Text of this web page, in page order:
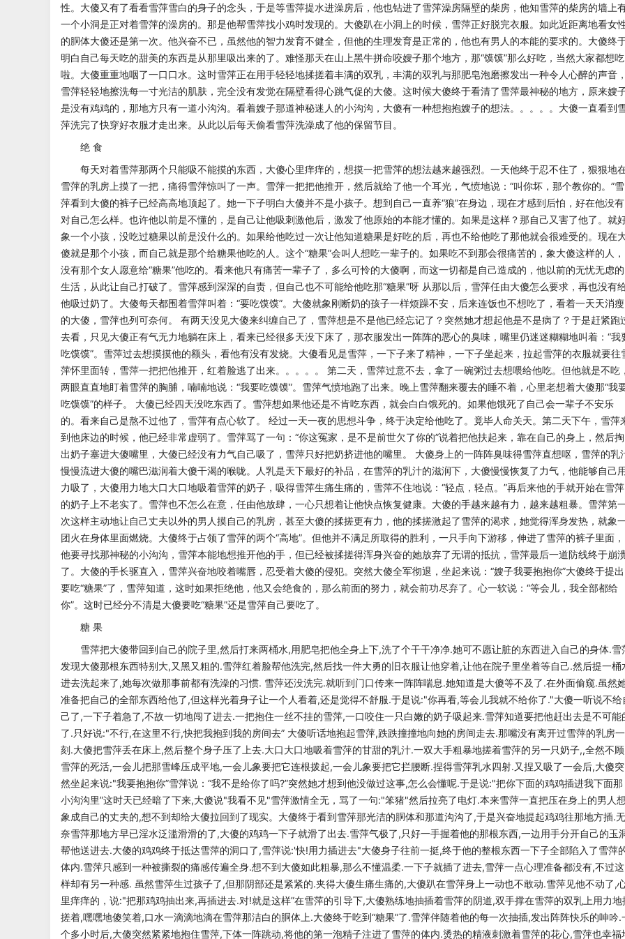
性。大傻又有了看看雪萍雪白的身子的念头，于是等雪萍提水进澡房后，他也钻进了雪萍澡房隔壁的柴房，他知雪萍的柴房的墙上
一个小洞是正对着雪萍的澡房的。那是他帮雪萍找小鸡时发现的。大傻趴在小洞上的时候，雪萍正好脱完衣服。如此近距离地看女
的胴体大傻还是第一次。他兴奋不已，虽然他的智力发育不健全，但他的生理发育是正常的，他也有男人的本能的要求的。大傻终
明白自己每天吃的甜美的东西是从那里吸出来的了。难怪那天在山上黑牛拼命咬嫂子那个地方，那“馍馍”那么好吃，当然大家都想吃
啦。大傻重重地咽了一口口水。这时雪萍正在用手轻轻地揉搓着丰满的双乳，丰满的双乳与那肥皂泡磨擦发出一种令人心醉的声音，
雪萍轻轻地擦洗每一寸光洁的肌肤，完全没有发觉在隔壁看得心跳气促的大傻。这时候大傻终于看清了雪萍最神秘的地方 ，原来嫂
是没有鸡鸡的，那地方只有一道小沟沟。看着嫂子那道神秘迷人的小沟沟，大傻有一种想抱抱嫂子的想法。。。。。大傻一直看到
萍洗完了快穿好衣服才走出来。从此以后每天偷看雪萍洗澡成了他的保留节目。
绝 食
每天对着雪萍那两个只能吸不能摸的东西，大傻心里痒痒的，想摸一把雪萍的想法越来越强烈。一天他终于忍不住了，狠狠地
雪萍的乳房上摸了一把，痛得雪萍惊叫了一声。雪萍一把把他推开，然后就给了他一个耳光，气愤地说：“叫你坏，那个教你的。”雪
萍看到大傻的裤子已经高高地顶起了。她一下子明白大傻并不是小孩子。想到自己一直养“狼”在身边，现在才感到后怕，好在他没有
对自己怎么样。也许他以前是不懂的，是自己让他吸刺激他后，激发了他原始的本能才懂的。如果是这样？那自己又害了他了。 就
象一个小孩，没吃过糖果以前是没什么的。如果给他吃过一次让他知道糖果是好吃的后，再也不给他吃了那他就会很难受的。现在
傻就是那个小孩，而自己就是那个给糖果他吃的人。这个“糖果”会叫人想吃一辈子的。如果吃不到那会很痛苦的，象大傻这样的人，
没有那个女人愿意给“糖果”他吃的。看来他只有痛苦一辈子了，多么可怜的大傻啊，而这一切都是自己造成的，他以前的无忧无虑的
生活，从此让自己打破了。雪萍感到深深的自责，但自己也不可能给他吃那“糖果”呀 从那以后，雪萍任由大傻怎么要求，再也没有
他吸过奶了。大傻每天都围着雪萍叫着：“要吃馍馍”。 大傻就象刚断奶的孩子一样烦躁不安，后来连饭也不想吃了，看着一天天消瘦
的大傻，雪萍也列可奈何。 有两天没见大傻来纠缠自己了，雪萍想是不是他已经忘记了？突然她才想起他是不是病了？于是赶紧跑
去看，只见大傻正有气无力地躺在床上，看来已经很多天没下床了，那衣服发出一阵阵的恶心的臭味，嘴里仍迷迷糊糊地叫着：“我
吃馍馍”。雪萍过去想摸摸他的额头，看他有没有发烧。大傻看见是雪萍， 一下子来了精神，一下子坐起来，拉起雪萍的衣服就要往
萍怀里面转，雪萍一把把他推开，红着脸逃了出来。。。。。 第二天，雪萍过意不去，拿了一碗粥过去想喂给他吃。但他就是不吃，
两眼直直地盯着雪萍的胸脯，喃喃地说：“我要吃馍馍”。雪萍气愤地跑了出来。晚上雪萍翻来覆去的睡不着，心里老想着大傻那“我
吃馍馍”的样子。 大傻已经四天没吃东西了。雪萍想如果他还是不肯吃东西，就会白白饿死的。如果他饿死了自己会一辈子不安乐
的。看来自己是熬不过他了，雪萍有点心软了。 经过一天一夜的思想斗争，终于决定给他吃了。竟毕人命关天。第二天下午，雪萍
到他床边的时候，他已经非常虚弱了。雪萍骂了一句：“你这冤家，是不是前世欠了你的”说着把他扶起来，靠在自己的身上 ，然后掏
出奶子塞进大傻嘴里，大傻已经没有力气自己吸了，雪萍只好把奶挤进他的嘴里。 大傻身上的一阵阵臭味得雪萍直想呕，雪萍的乳
慢慢流进大傻的嘴巴滋润着大傻干渴的喉咙。人乳是天下最好的补品，在雪萍的乳汁的滋润下，大傻慢慢恢复了力气，他能够自己
力吸了，大傻用力地大口大口地吸着雪萍的奶子，吸得雪萍生痛生痛的，雪萍不住地说：“轻点，轻点。”再后来他的手就开始在雪萍
的奶子上不老实了。雪萍也不怎么在意，任由他放肆，一心只想着让他快点恢复健康。大傻的手越来越有力，越来越粗暴。雪萍第
次这样主动地让自己丈夫以外的男人摸自己的乳房，甚至大傻的揉搓更有力 ，他的揉搓激起了雪萍的渴求，她觉得浑身发热，就象
团火在身体里面燃烧。大傻终于占领了雪萍的两个“高地”。但他并不满足所取得的胜利，一只手向下游移，伸进了雪萍的裤子里面，
他要寻找那神秘的小沟沟，雪萍本能地想推开他的手，但已经被揉搓得浑身兴奋的她放弃了无谓的抵抗，雪萍最后一道防线终于崩
了。大傻的手长驱直入，雪萍兴奋地咬着嘴唇，忍受着大傻的侵犯。突然大傻全军彻退，坐起来说：“嫂子我要抱抱你”大傻终于提出
要吃“糖果”了，雪萍知道，这时如果拒绝他，他又会绝食的，那么前面的努力，就会前功尽弃了。心一软说：“等会儿，我全部都给
你”。这时已经分不清是大傻要吃“糖果”还是雪萍自己要吃了。
糖 果
雪萍把大傻带回到自己的院子里,然后打来两桶水,用肥皂把他全身上下,洗了个干干净净.她可不愿让脏的东西进入自己的身体.雪
发现大傻那根东西特别大,又黑又粗的.雪萍红着脸帮他洗完,然后找一件大勇的旧衣服让他穿着,让他在院子里坐着等自己.然后提一桶
进去洗起来了,她每次做那事前都有洗澡的习惯. 雪萍还没洗完.就听到门口传来一阵阵喘息.她知道是大傻等不及了.在外面偷窥.虽然
准备把自己的全部东西给他了,但这样光着身子让一个人看着,还是觉得不舒服.于是说:"你再看,等会儿我就不给你了."大傻一听说不给
己了,一下子着急了,不故一切地闯了进去.一把抱住一丝不挂的雪萍,一口咬住一只白嫩的奶子吸起来.雪萍知道要把他赶出去是不可能
了.只好说:"不行,在这里不行,快把我抱到我的房间去” 大傻听话地抱起雪萍,跌跌撞撞地向她的房间走去.那嘴没有离开过雪萍的乳房一
刻.大傻把雪萍丢在床上,然后整个身子压了上去.大口大口地吸着雪萍的甘甜的乳汁.一双大手粗暴地搓着雪萍的另一只奶子,,全然不顾
雪萍的死活,一会儿把那雪峰压成平地,一会儿象要把它连根拨起,一会儿象要把它拦腰断.捏得雪萍乳水四射.又捏又吸了一会后,大傻突
然坐起来说:"我要抱抱你”雪萍说：“我不是给你了吗?”突然她才想到他没做过这事,怎么会懂呢.于是说:"把你下面的鸡鸡插进我下面那
小沟沟里”这时天已经暗了下来,大傻说"我看不见"雪萍激情全无，骂了一句:"笨猪"然后拉亮了电灯.本来雪萍一直把压在身上的男人想
象成自己的丈夫的,想不到却给大傻拉回到了现实。大傻终于看到雪萍那光洁的胴体和那道沟沟了,于是兴奋地提起鸡鸡往那地方插.无
奈雪萍那地方早已淫水泛滥滑滑的了,大傻的鸡鸡一下子就滑了出去.雪萍气极了,只好一手握着他的那根东西,一边用手分开自己的玉
帮他送进去.大傻的鸡鸡终于抵达雪萍的洞口了,雪萍说:'快!用力插进去"大傻身子往前一挺,终于他的整根东西一下子全部陷入了雪萍
体内.雪萍只感到一种被撕裂的痛感传遍全身.想不到大傻如此粗暴,那么不懂温柔.一下子就插了进去,雪萍一点心理准备都没有,不过这
样却有另一种感. 虽然雪萍生过孩子了,但那阴部还是紧紧的.夹得大傻生痛生痛的,大傻趴在雪萍身上一动也不敢动.雪萍见他不动了,
里痒痒的，说:"把那鸡鸡抽出来,再插进去.对!就是这样”在雪萍的引导下,大傻熟练地抽插着雪萍的阴道,双手撑在雪萍的双乳上用力地
搓着,嘿嘿地傻笑着,口水一滴滴地滴在雪萍那洁白的胴体上.大傻终于吃到“糖果”了.雪萍伴随着他的每一次抽插,发出阵阵快乐的呻吟.
个多小时后,大傻突然紧紧地抱住雪萍,下体一阵跳动,将他的第一泡精子注进了雪萍的体内.烫热的精液刺激着雪萍的花心,雪萍也幸福